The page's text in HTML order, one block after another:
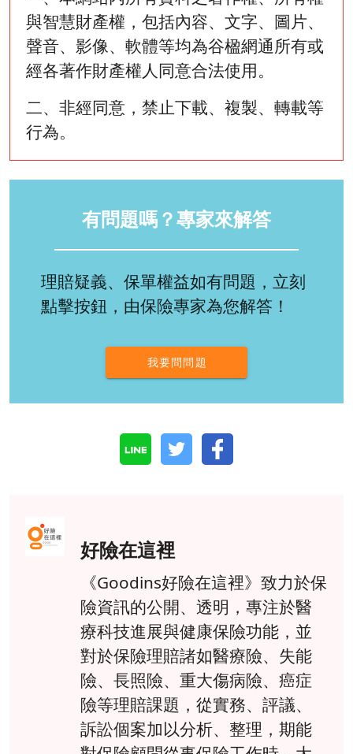
與智慧財產權，包括內容、文字、圖片、
聲音、影像、軟體等均為谷楹網通所有或
經各著作財產權人同意合法使用。
二、非經同意，禁止下載、複製、轉載等
行為。
有問題嗎？專家來解答
理賠疑義、保單權益如有問題，立刻
點擊按鈕，由保險專家為您解答！
我要問問題
好險在這裡
《Goodins好險在這裡》致力於保
險資訊的公開、透明，專注於醫
療科技進展與健康保險功能，並
對於保險理賠諸如醫療險、失能
險、長照險、重大傷病險、癌症
險等理賠課題，從實務、評議、
訴訟個案加以分析、整理，期能